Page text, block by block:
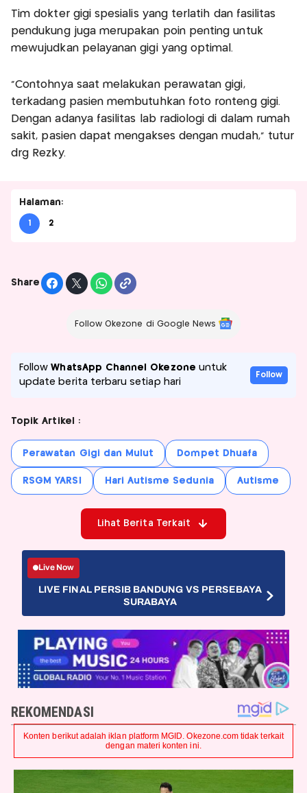
Tim dokter gigi spesialis yang terlatih dan fasilitas
pendukung juga merupakan poin penting untuk
mewujudkan pelayanan gigi yang optimal.
"Contohnya saat melakukan perawatan gigi,
terkadang pasien membutuhkan foto ronteng gigi.
Dengan adanya fasilitas lab radiologi di dalam rumah
sakit, pasien dapat mengakses dengan mudah," tutur
drg Rezky.
Halaman:
1 2
Share
Follow Okezone di Google News
FollowWhatsApp Channel Okezone untuk
update berita terbaru setiap hari
Follow
Topik Artikel :
Perawatan Gigi dan Mulut Dompet Dhuafa
RSGM YARSI Hari Autisme Sedunia Autisme
Lihat Berita Terkait
Live Now
LIVE FINAL PERSIB BANDUNG VS PERSEBAYA
SURABAYA